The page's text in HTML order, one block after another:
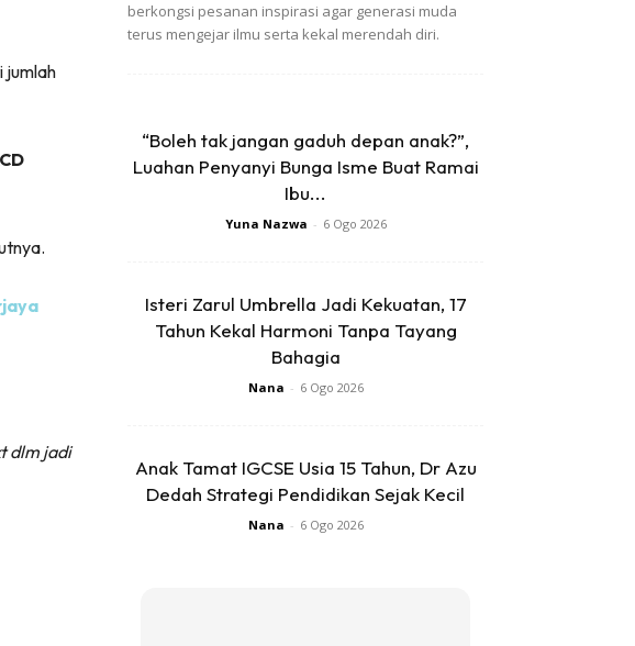
jumlah
dlm jadi
berkongsi pesanan inspirasi agar generasi muda
terus mengejar ilmu serta kekal merendah diri.
“Boleh tak jangan gaduh depan anak?”,
Luahan Penyanyi Bunga Isme Buat Ramai
Ibu...
Yuna Nazwa - 6 Ogo 2026
Isteri Zarul Umbrella Jadi Kekuatan, 17
Tahun Kekal Harmoni Tanpa Tayang
Bahagia
Nana - 6 Ogo 2026
Anak Tamat IGCSE Usia 15 Tahun, Dr Azu
Dedah Strategi Pendidikan Sejak Kecil
Nana - 6 Ogo 2026